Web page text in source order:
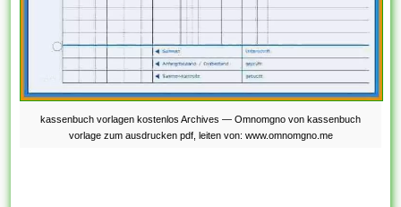
kassenbuch vorlagen kostenlos Archives — Omnomgno von kassenbuch
vorlage zum ausdrucken pdf, leiten von: www.omnomgno.me